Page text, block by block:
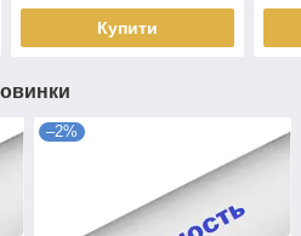
Купити
–2%